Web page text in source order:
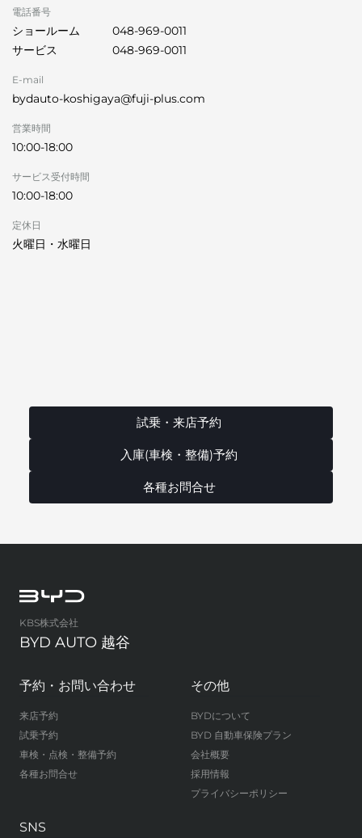
電話番号
ショールーム
048-969-0011
サービス
048-969-0011
E-mail
bydauto-koshigaya@fuji-plus.com
営業時間
10:00-18:00
サービス受付時間
10:00-18:00
定休日
火曜日・水曜日
試乗・来店予約
入庫(車検・整備)予約
各種お問合せ
KBS株式会社
BYD AUTO 越谷
予約・お問い合わせ
来店予約
試乗予約
車検・点検・整備予約
各種お問合せ
その他
BYDについて
BYD 自動車保険プラン
会社概要
採用情報
プライバシーポリシー
SNS